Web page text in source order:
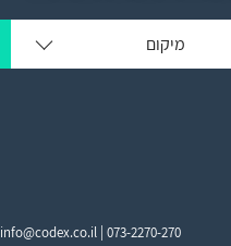
מיקום
info@codex.co.il | 073-2270-270